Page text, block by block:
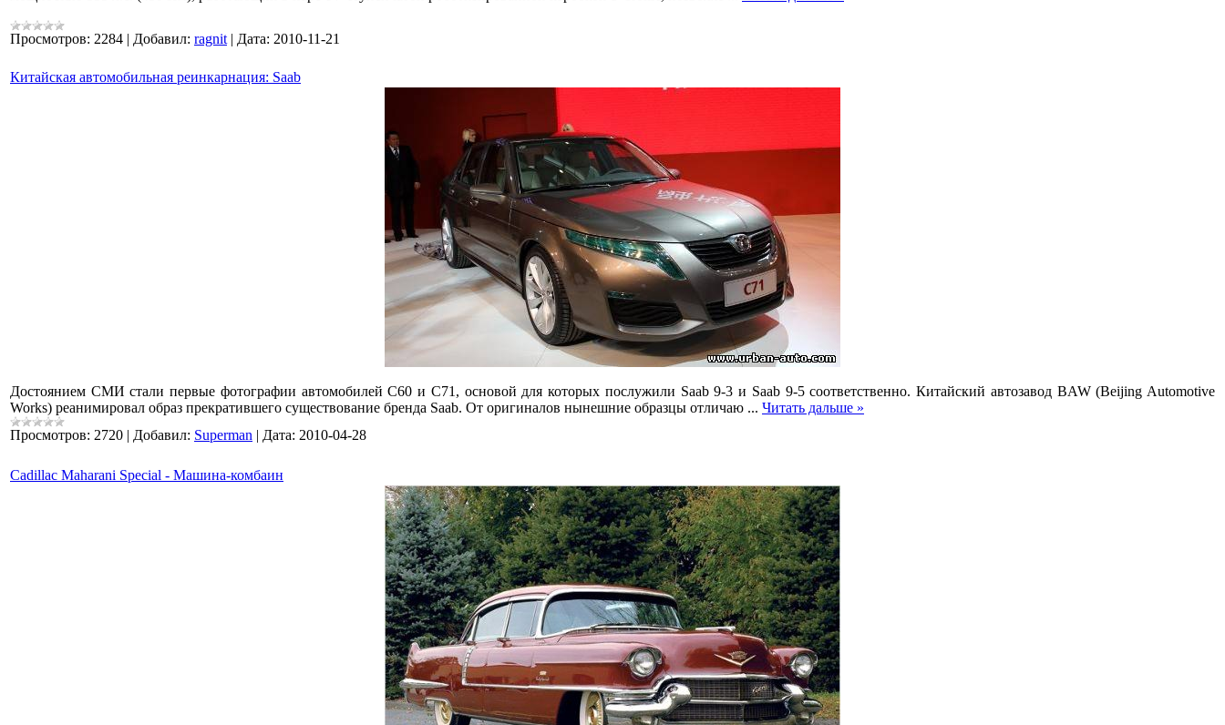
Просмотров: 2284 | Добавил: ragnit | Дата: 2010-11-21
Китайская автомобильная реинкарнация: Saab
Достоянием СМИ стали первые фотографии автомобилей С60 и С71, основой для которых послужили Saab 9-3 и Saab 9-5 соответственно. Китайский автозавод BAW (Beijing Automotive
Works) реанимировал образ прекратившего существование бренда Saab. От оригиналов нынешние образцы отличаю ... Читать дальше »
Просмотров: 2720 | Добавил: Superman | Дата: 2010-04-28
Cadillac Maharani Special - Машина-комбаин